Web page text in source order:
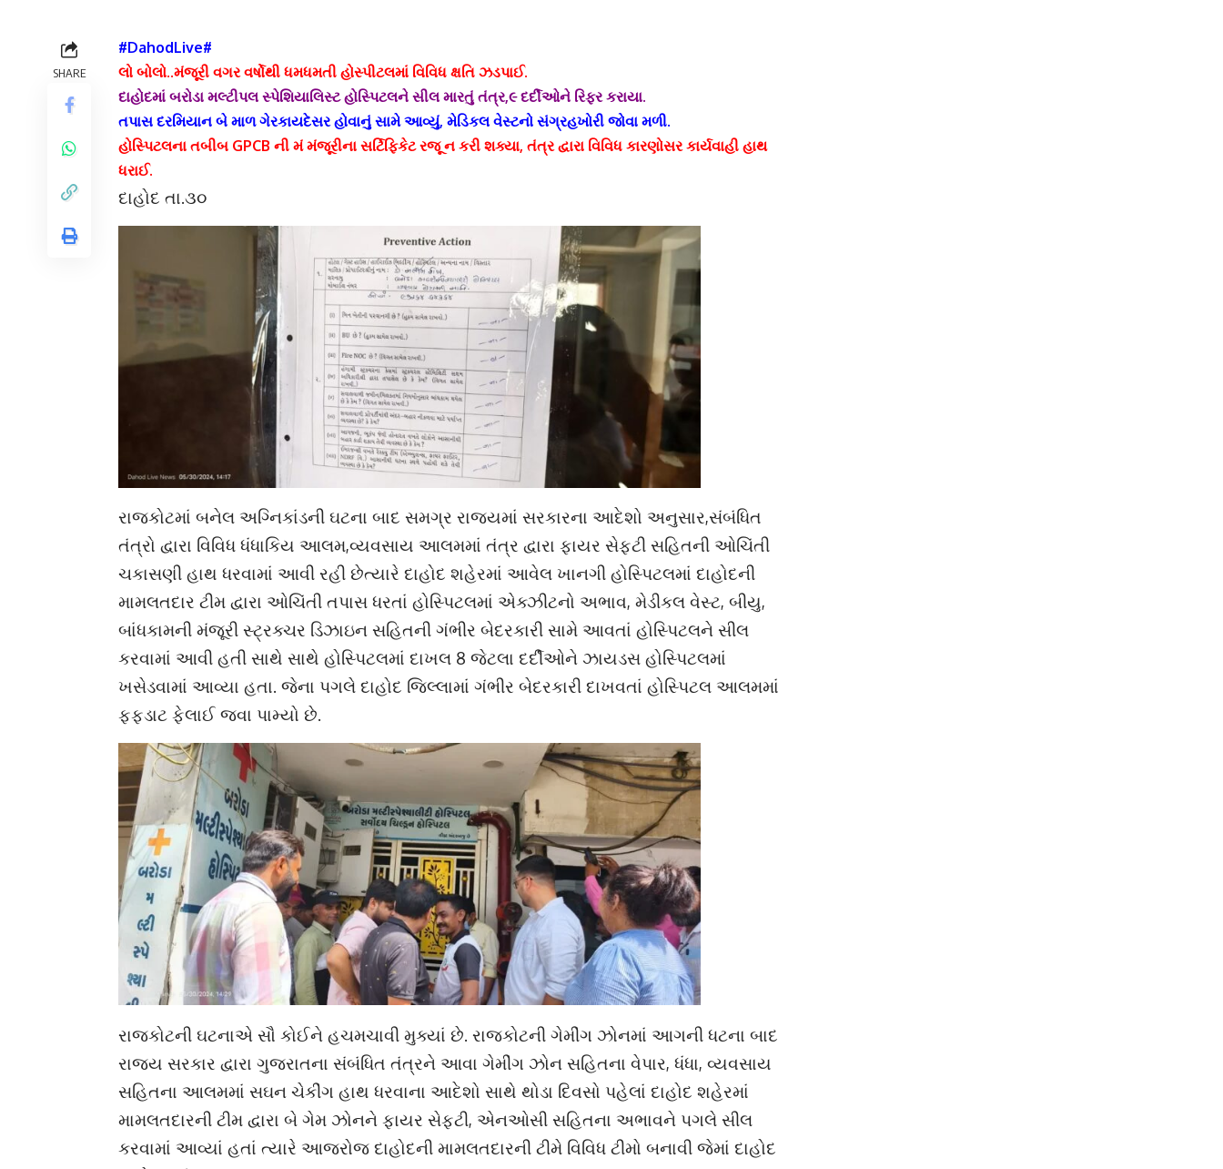
SHARE
#DahodLive#
લો બોલો..મંજૂરી વગર વર્ષોથી ધમધમતી હોસ્પીટલમાં વિવિધ ક્ષતિ ઝડપાઈ.
દાહોદમાં બરોડા મલ્ટીપલ સ્પેશિયાલિસ્ટ હોસ્પિટલને સીલ મારતું તંત્ર,૯ દર્દીઓને રિફર કરાયા.
તપાસ દરમિયાન બે માળ ગેરકાયદેસર હોવાનું સામે આવ્યું, મેડિકલ વેસ્ટનો સંગ્રહખોરી જોવા મળી.
હોસ્પિટલના તબીબ GPCB ની મં મંજૂરીના સર્ટિફિકેટ રજૂ ન કરી શક્યા, તંત્ર દ્વારા વિવિધ કારણોસર કાર્યવાહી હાથ
ધરાઈ.
દાહોદ તા.૩૦
રાજકોટમાં બનેલ અગ્નિકાંડની ઘટના બાદ સમગ્ર રાજ્યમાં સરકારના આદેશો અનુસાર,સંબંધિત
તંત્રો દ્વારા વિવિધ ધંધાકિય આલમ,વ્યવસાય આલમમાં તંત્ર દ્વારા ફાયર સેફ્ટી સહિતની ઓચિંતી
ચકાસણી હાથ ધરવામાં આવી રહી છેત્યારે દાહોદ શહેરમાં આવેલ ખાનગી હોસ્પિટલમાં દાહોદની
મામલતદાર ટીમ દ્વારા ઓચિંતી તપાસ ધરતાં હોસ્પિટલમાં એક્ઝીટનો અભાવ, મેડીકલ વેસ્ટ, બીયુ,
બાંધકામની મંજૂરી સ્ટ્રક્ચર ડિઝાઇન સહિતની ગંભીર બેદરકારી સામે આવતાં હોસ્પિટલને સીલ
કરવામાં આવી હતી સાથે સાથે હોસ્પિટલમાં દાખલ 8 જેટલા દર્દીઓને ઝાયડસ હોસ્પિટલમાં
ખસેડવામાં આવ્યા હતા. જેના પગલે દાહોદ જિલ્લામાં ગંભીર બેદરકારી દાખવતાં હોસ્પિટલ આલમમાં
ફફડાટ ફેલાઈ જવા પામ્યો છે.
રાજકોટની ઘટનાએ સૌ કોઈને હચમચાવી મુક્યાં છે. રાજકોટની ગેમીંગ ઝોનમાં આગની ધટના બાદ
રાજ્ય સરકાર દ્વારા ગુજરાતના સંબંધિત તંત્રને આવા ગેમીંગ ઝોન સહિતના વેપાર, ધંધા, વ્યવસાય
સહિતના આલમમાં સઘન ચેકીંગ હાથ ધરવાના આદેશો સાથે થોડા દિવસો પહેલાં દાહોદ શહેરમાં
મામલતદારની ટીમ દ્વારા બે ગેમ ઝોનને ફાયર સેફ્ટી, એનઓસી સહિતના અભાવને પગલે સીલ
કરવામાં આવ્યાં હતાં ત્યારે આજરોજ દાહોદની મામલતદારની ટીમે વિવિધ ટીમો બનાવી જેમાં દાહોદ